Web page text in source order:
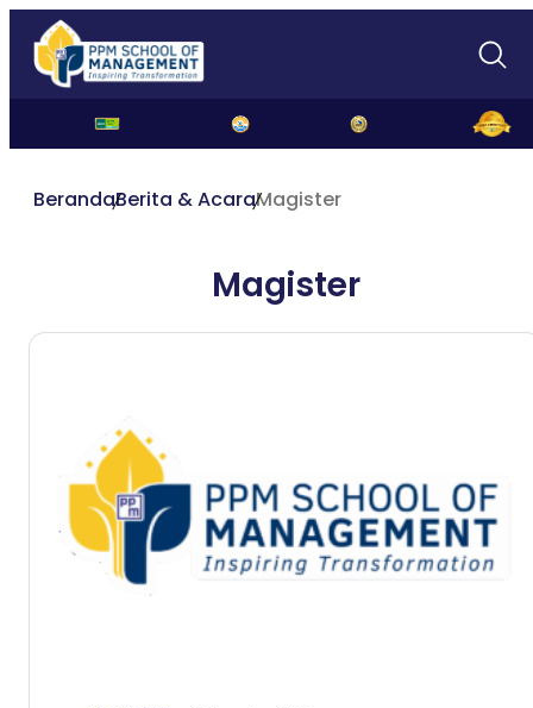
BerandaBerita & AcaraMagister
Magister